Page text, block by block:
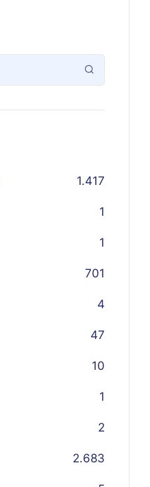
1.417
1
1
701
4
47
10
1
2
2.683